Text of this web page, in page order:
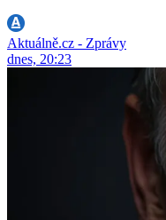
Aktuálně.cz - Zprávy
dnes, 20:23